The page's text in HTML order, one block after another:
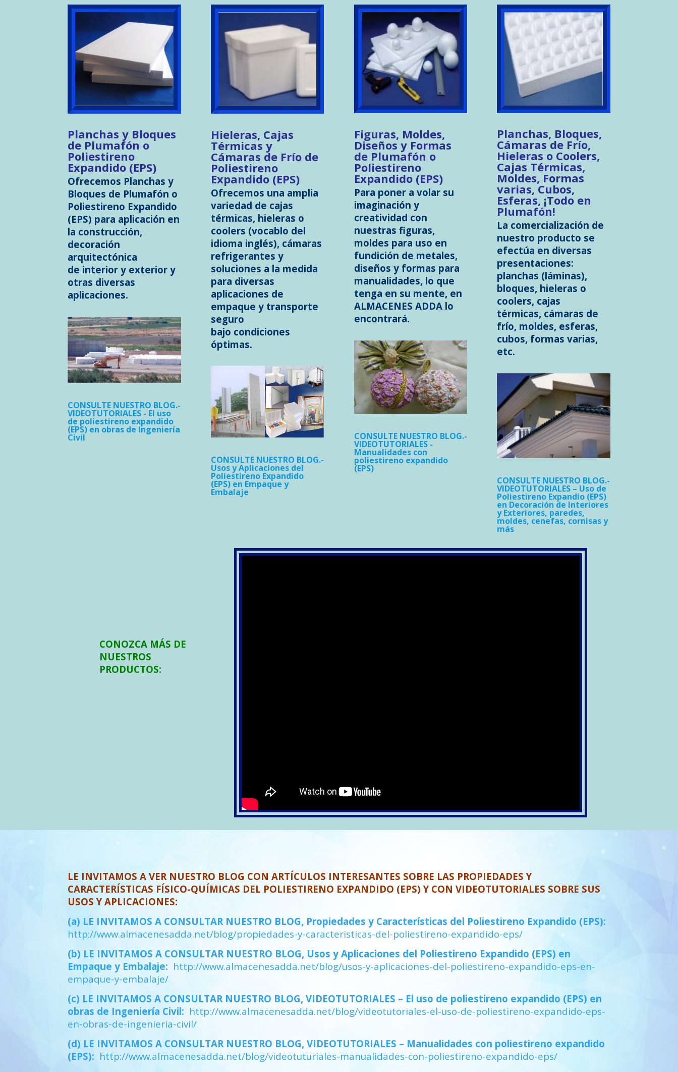
Planchas y Bloques
de Plumafón o
Poliestireno
Expandido (EPS)
Ofrecemos Planchas y
Bloques de Plumafón o
Poliestireno Expandido
(EPS) para aplicación en
la construcción,
decoración
arquitectónica
de interior y exterior y
otras diversas
aplicaciones.
CONSULTE NUESTRO BLOG.-
VIDEOTUTORIALES - El uso
de poliestireno expandido
(EPS) en obras de Ingeniería
Civil
Hieleras, Cajas
Térmicas y
Cámaras de Frío de
Poliestireno
Expandido (EPS)
Ofrecemos una amplia
variedad de cajas
térmicas, hieleras o
coolers (vocablo del
idioma inglés), cámaras
refrigerantes y
soluciones a la medida
para diversas
aplicaciones de
empaque y transporte
seguro
bajo condiciones
óptimas.
CONSULTE NUESTRO BLOG.-
Usos y Aplicaciones del
Poliestireno Expandido
(EPS) en Empaque y
Embalaje
Figuras, Moldes,
Diseños y Formas
de Plumafón o
Poliestireno
Expandido (EPS)
Para poner a volar su
imaginación y
creatividad con
nuestras figuras,
moldes para uso en
fundición de metales,
diseños y formas para
manualidades, lo que
tenga en su mente, en
ALMACENES ADDA lo
encontrará.
CONSULTE NUESTRO BLOG.-
VIDEOTUTORIALES -
Manualidades con
poliestireno expandido
(EPS)
Planchas, Bloques,
Cámaras de Frío,
Hieleras o Coolers,
Cajas Térmicas,
Moldes, Formas
varias, Cubos,
Esferas, ¡Todo en
Plumafón!
La comercialización de
nuestro producto se
efectúa en diversas
presentaciones:
planchas (láminas),
bloques, hieleras o
coolers, cajas
térmicas, cámaras de
frío, moldes, esferas,
cubos, formas varias,
etc.
CONSULTE NUESTRO BLOG.-
VIDEOTUTORIALES – Uso de
Poliestireno Expandio (EPS)
en Decoración de Interiores
y Exteriores, paredes,
moldes, cenefas, cornisas y
más
CONOZCA MÁS DE
NUESTROS
PRODUCTOS:
LE INVITAMOS A VER NUESTRO BLOG CON ARTÍCULOS INTERESANTES SOBRE LAS PROPIEDADES Y
CARACTERÍSTICAS FÍSICO-QUÍMICAS DEL POLIESTIRENO EXPANDIDO (EPS) Y CON VIDEOTUTORIALES SOBRE SUS
USOS Y APLICACIONES:
(a) LE INVITAMOS A CONSULTAR NUESTRO BLOG, Propiedades y Características del Poliestireno Expandido (EPS):
http://www.almacenesadda.net/blog/propiedades-y-caracteristicas-del-poliestireno-expandido-eps/
(b) LE INVITAMOS A CONSULTAR NUESTRO BLOG, Usos y Aplicaciones del Poliestireno Expandido (EPS) en
Empaque y Embalaje: http://www.almacenesadda.net/blog/usos-y-aplicaciones-del-poliestireno-expandido-eps-en-
empaque-y-embalaje/
(c) LE INVITAMOS A CONSULTAR NUESTRO BLOG, VIDEOTUTORIALES – El uso de poliestireno expandido (EPS) en
obras de Ingeniería Civil: http://www.almacenesadda.net/blog/videotutoriales-el-uso-de-poliestireno-expandido-eps-
en-obras-de-ingenieria-civil/
(d) LE INVITAMOS A CONSULTAR NUESTRO BLOG, VIDEOTUTORIALES – Manualidades con poliestireno expandido
(EPS): http://www.almacenesadda.net/blog/videotuturiales-manualidades-con-poliestireno-expandido-eps/